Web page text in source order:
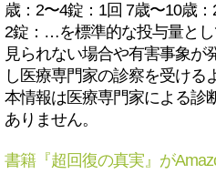
歳：2〜4錠：1回 7歳〜10歳
2錠：…を標準的な投与量と
見られない場合や有害事象が
し医療専門家の診察を受け
本情報は医療専門家による診
ありません。
書籍『超回復の真実』が